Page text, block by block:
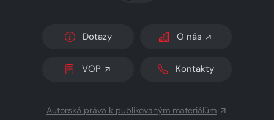
Dotazy O nás
VOP Kontakty
Autorská práva k publikovaným materiálům